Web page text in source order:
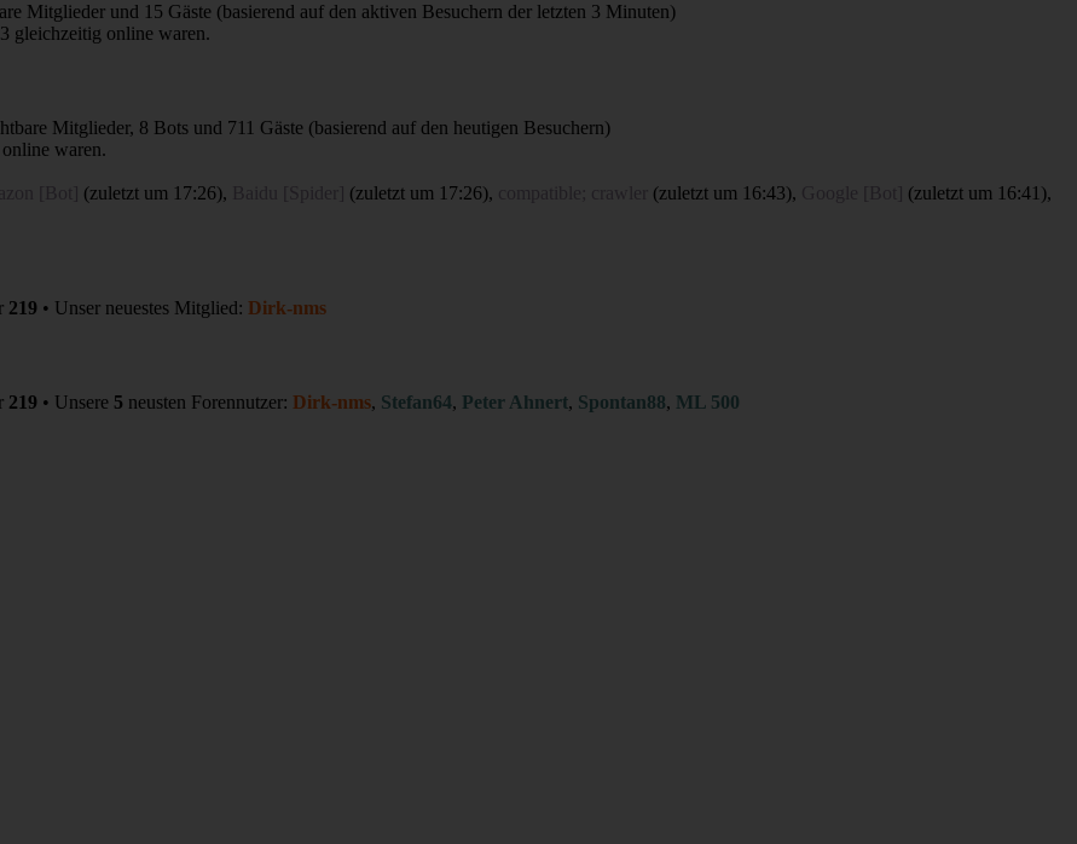
Mitglieder und 15 Gäste (basierend auf den aktiven Besuchern der letzten 3 Minuten)
gleichzeitig online waren.
Mitglieder, 8 Bots und 711 Gäste (basierend auf den heutigen Besuchern)
waren.
(zuletzt um 17:26), (zuletzt um 17:26), (zuletzt um 16:43), (zuletzt um 16:41 ),
219 • Unser neuestes Mitglied: Dirk-nms
219 • Unsere 5 neusten Forennutzer: Dirk-nms, Stefan64, Peter Ahnert, Spontan88, ML 500